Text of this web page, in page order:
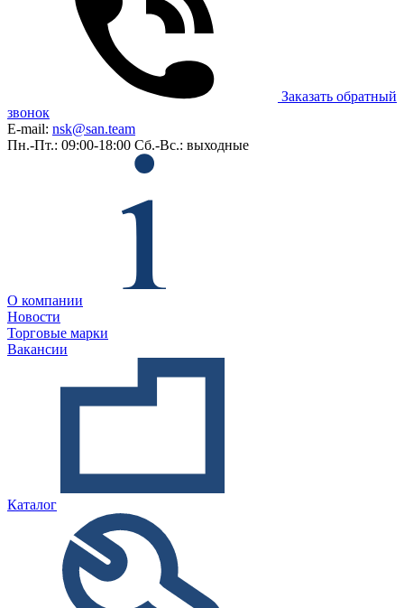
Заказать обратный
звонок
E-mail: nsk@san.team
Пн.-Пт.: 09:00-18:00 Сб.-Вс.: выходные
О компании
Новости
Торговые марки
Вакансии
Каталог